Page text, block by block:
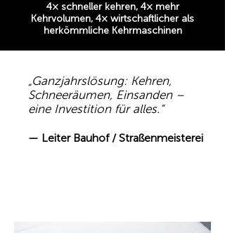
4× schneller kehren, 4× mehr
Kehrvolumen, 4× wirtschaftlicher als
herkömmliche Kehrmaschinen
„Ganzjahrslösung: Kehren,
Schneeräumen, Einsanden –
eine Investition für alles.“
— Leiter Bauhof / Straßenmeisterei